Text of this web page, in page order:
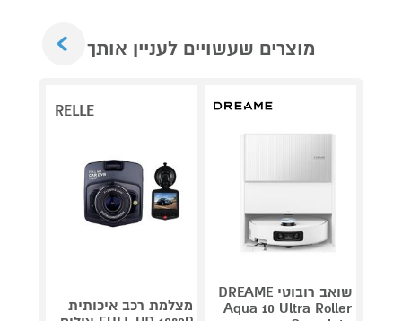
מוצרים שעשויים לעניין אותך
שואב רובוטי DREAME
Aqua 10 Ultra Roller
RELLE
מצלמת רכב איכותית